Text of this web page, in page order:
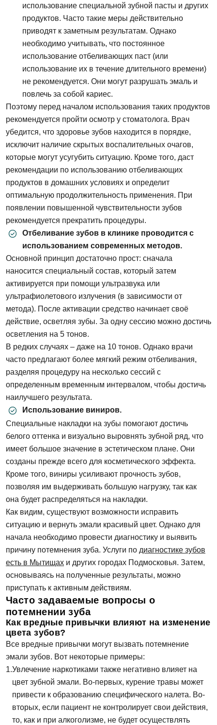
использование специальной зубной пасты и других
продуктов. Часто такие меры действительно
приводят к заметным результатам. Однако
необходимо учитывать, что постоянное
использование отбеливающих паст (или
использование их в течение длительного времени)
не рекомендуется. Они могут разрушать эмаль и
повлечь за собой кариес.
Поэтому перед началом использования таких продуктов
рекомендуется пройти осмотр у стоматолога. Врач
убедится, что здоровье зубов находится в порядке,
исключит наличие скрытых воспалительных очагов,
которые могут усугубить ситуацию. Кроме того, даст
рекомендации по использованию отбеливающих
продуктов в домашних условиях и определит
оптимальную продолжительность применения. При
появлении повышенной чувствительности зубов
рекомендуется прекратить процедуры.
Отбеливание зубов в клинике проводится с
использованием современных методов.
Основной принцип достаточно прост: сначала
наносится специальный состав, который затем
активируется при помощи ультразвука или
ультрафиолетового излучения (в зависимости от
метода). После активации средство начинает своё
действие, осветляя зубы. За одну сессию можно достичь
осветления на 5 тонов.
В редких случаях – даже на 10 тонов. Однако врачи
часто предлагают более мягкий режим отбеливания,
разделяя процедуру на несколько сессий с
определенным временным интервалом, чтобы достичь
наилучшего результата.
Использование виниров.
Специальные накладки на зубы помогают достичь
белого оттенка и визуально выровнять зубной ряд, что
имеет большое значение в эстетическом плане. Они
созданы прежде всего для косметического эффекта.
Кроме того, виниры усиливают прочность зубов,
позволяя им выдерживать большую нагрузку, так как
она будет распределяться на накладки.
Как видим, существуют возможности исправить
ситуацию и вернуть эмали красивый цвет. Однако для
начала необходимо провести диагностику и выявить
причину потемнения зуба. Услуги по диагностике зубов
есть в Мытищах и других городах Подмосковья. Затем,
основываясь на полученные результаты, можно
приступать к активным действиям.
Часто задаваемые вопросы о
потемнении зуба
Как вредные привычки влияют на изменение
цвета зубов?
Все вредные привычки могут вызвать потемнение
эмали зубов. Вот некоторые примеры:
Увлечение наркотиками также негативно влияет на
цвет зубной эмали. Во-первых, курение травы может
привести к образованию специфического налета. Во-
вторых, если пациент не контролирует свои действия,
то, как и при алкоголизме, не будет осуществлять
Запись на прием
Имя
Телефон
Согласен наобработку персональных
данных
Записаться на приём
Телефон
E-mail
Сообщение
Согласен наобработку персональных
данных
Отправить
Заявка отправлена!
Мы свяжемся с вами в ближайшее время